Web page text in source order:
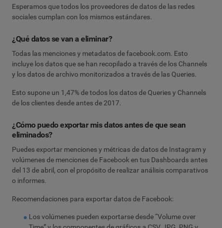
Esperamos que todos los proveedores de datos de las redes
sociales cumplan con los mismos estándares.
¿Qué datos se van a eliminar?
Todas las menciones y metadatos de facebook.com. Esto
incluye los datos que se han recopilado a través de los Channels
y los datos de archivo monitorizados a través de las Queries.
Esto supone un 1,47% de todos los datos de Queries y Channels
de los clientes desde antes de 2017.
¿Cómo puedo exportar mis datos antes de que sean
eliminados?
Puedes exportar menciones y métricas de datos de Instagram y
volúmenes de menciones de Facebook en tus Dashboards antes
del 13 de abril, con el propósito de realizar análisis comparativos
o informes.
Recomendaciones para exportar datos de Facebook:
Los volúmenes pueden exportarse desde “Volume over